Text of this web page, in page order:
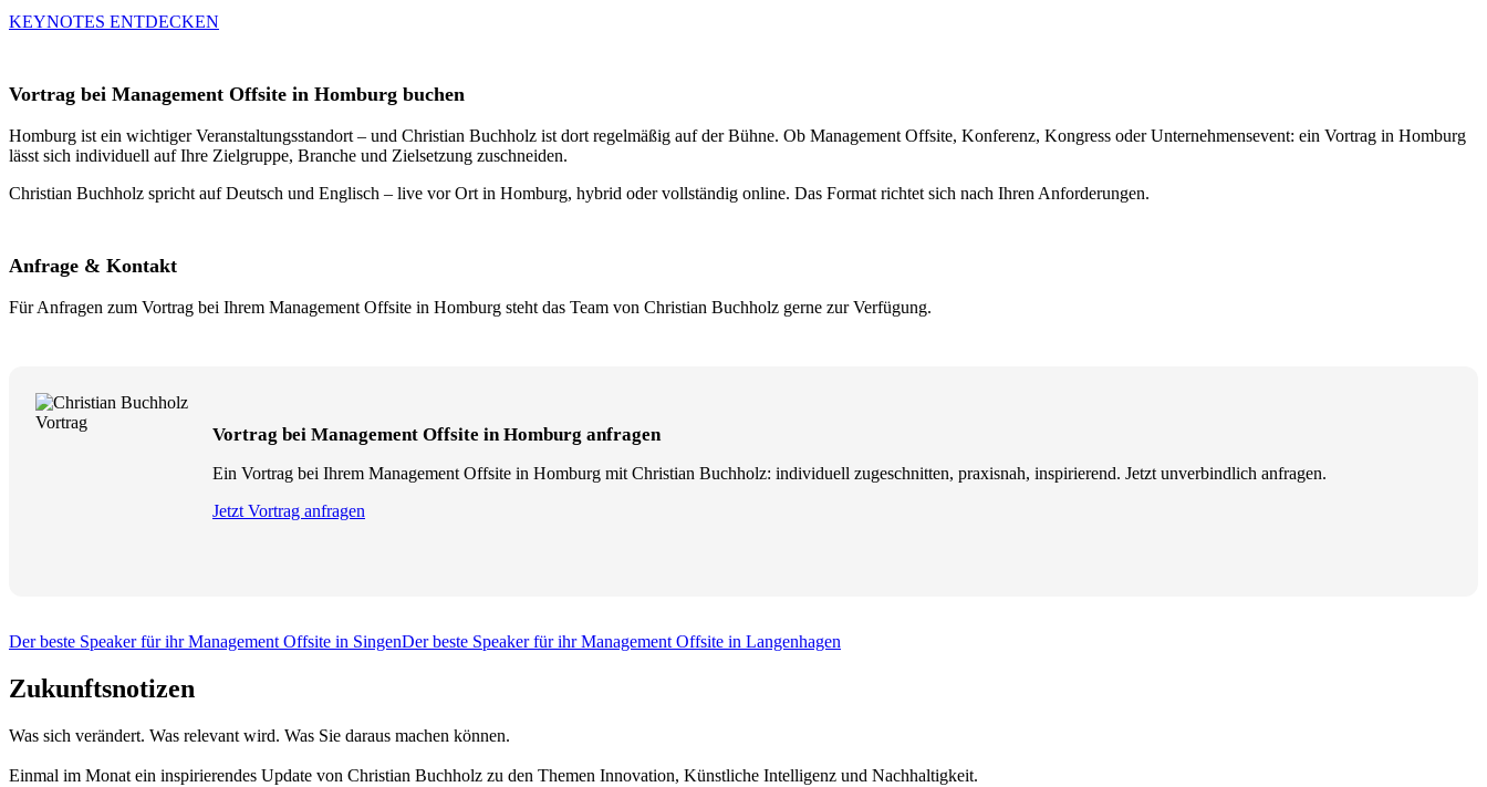
KEYNOTES ENTDECKEN
Vortrag bei Management Offsite in Homburg buchen
Homburg ist ein wichtiger Veranstaltungsstandort – und Christian Buchholz ist dort regelmäßig auf der Bühne. Ob Management Offsite, Konferenz, Kongress oder Unternehmensevent: ein Vortrag in Homburg
lässt sich individuell auf Ihre Zielgruppe, Branche und Zielsetzung zuschneiden.
Christian Buchholz spricht auf Deutsch und Englisch – live vor Ort in Homburg, hybrid oder vollständig online. Das Format richtet sich nach Ihren Anforderungen.
Anfrage & Kontakt
Für Anfragen zum Vortrag bei Ihrem Management Offsite in Homburg steht das Team von Christian Buchholz gerne zur Verfügung.
Vortrag bei Management Offsite in Homburg anfragen
Ein Vortrag bei Ihrem Management Offsite in Homburg mit Christian Buchholz: individuell zugeschnitten, praxisnah, inspirierend. Jetzt unverbindlich anfragen.
Jetzt Vortrag anfragen
Der beste Speaker für ihr Management Offsite in SingenDer beste Speaker für ihr Management Offsite in Langenhagen
Zukunftsnotizen
Was sich verändert. Was relevant wird. Was Sie daraus machen können.
Einmal im Monat ein inspirierendes Update von Christian Buchholz zu den Themen Innovation, Künstliche Intelligenz und Nachhaltigkeit.